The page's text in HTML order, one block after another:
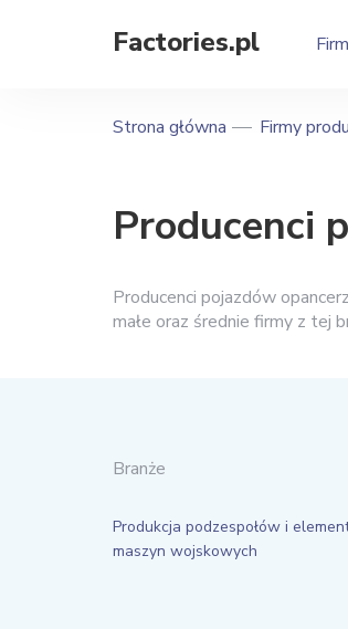
Factories.pl
Strona główna Firmy
Producenci
Producenci pojazdów
małe oraz średnie firmy z tej
Branże
Produkcja podzespołów i
maszyn wojskowych